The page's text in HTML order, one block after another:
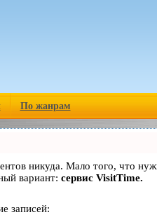
По жанрам
никуда. Мало того, что
вариант: сервис VisitTime.
записей: